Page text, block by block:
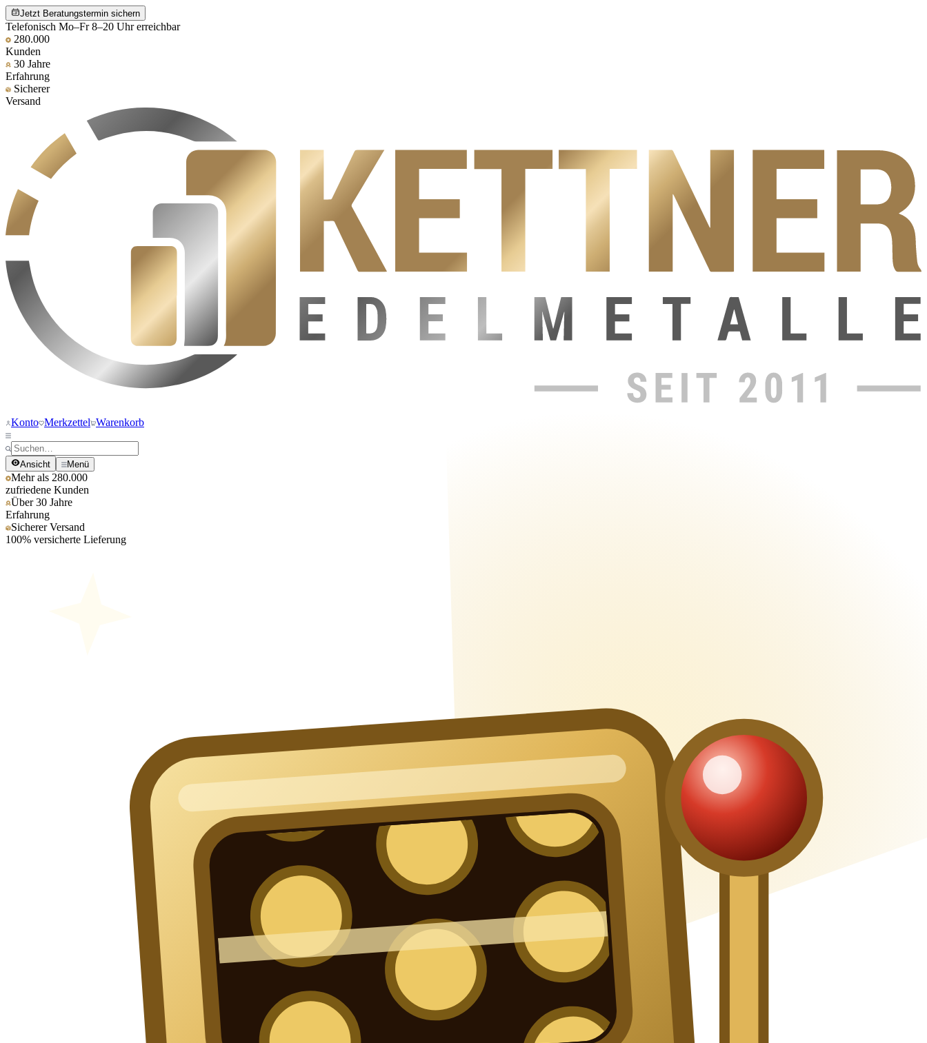
Jetzt Beratungstermin sichern
Telefonisch Mo–Fr 8–20 Uhr erreichbar
280.000
Kunden
30 Jahre
Erfahrung
Sicherer
Versand
Konto Merkzettel Warenkorb
Ansicht Menü
Mehr als 280.000
zufriedene Kunden
Über 30 Jahre
Erfahrung
Sicherer Versand
100% versicherte Lieferung